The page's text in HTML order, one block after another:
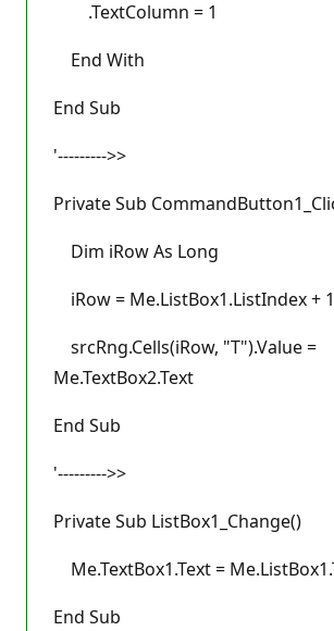
.TextColumn = 1
End With
End Sub
'--------->>
Private Sub
Dim iRow As Long
iRow = Me.ListBox1.ListIndex + 1
srcRng.Cells(iRow, "T").Value =
Me.TextBox2.Text
End Sub
'--------->>
Private Sub ListBox1_Change()
Me.TextBox1.Text =
End Sub